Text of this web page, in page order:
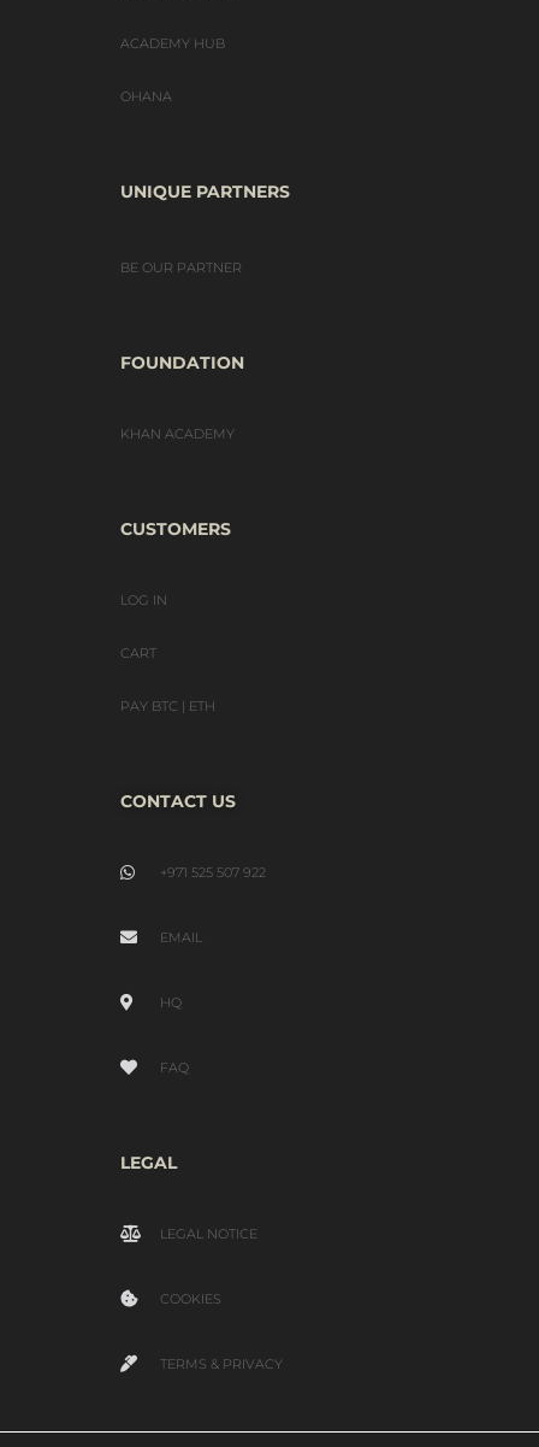
ACADEMY HUB
OHANA
UNIQUE PARTNERS
BE OUR PARTNER
FOUNDATION
KHAN ACADEMY
CUSTOMERS
LOG IN
CART
PAY BTC | ETH
CONTACT US
+971 525 507 922
EMAIL
HQ
FAQ
LEGAL
LEGAL NOTICE
COOKIES
TERMS & PRIVACY